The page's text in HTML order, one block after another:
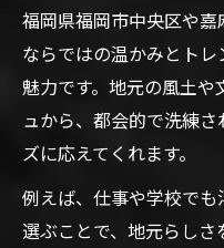
福岡県福岡市中央区や
ならではの温かみとト
魅力です。地元の風土
ュから、都会的で洗練
ズに応えてくれます。
例えば、仕事や学校で
選ぶことで、地元らし